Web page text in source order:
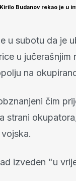
Budanov rekao je u
u subotu da je
u jučerašnjim
na
čim
strani
izveden "u